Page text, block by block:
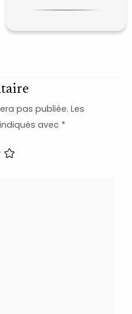
pas publiée. Les
avec *